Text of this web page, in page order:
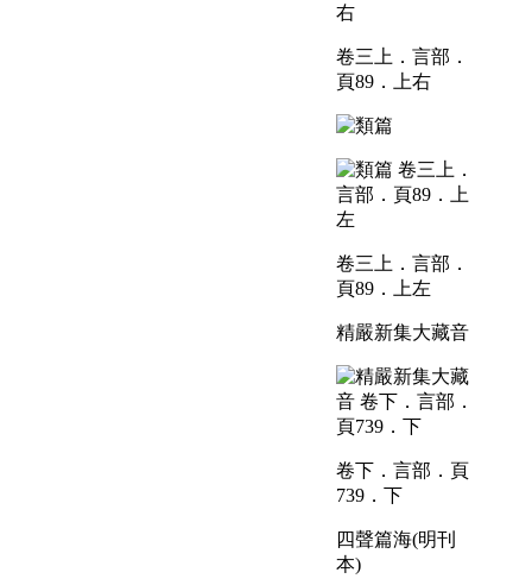
卷三上．言部．
頁89．上右
卷三上．言部．
頁89．上左
精嚴新集大藏音
卷下．言部．頁
739．下
四聲篇海(明刊
本)